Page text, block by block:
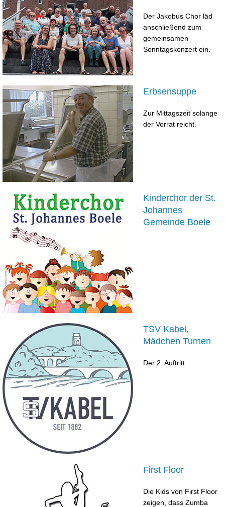
Der Jakobus Chor läd
anschließend zum
gemeinsamen
Sonntagskonzert ein.
Erbsensuppe
Zur Mittagszeit solange
der Vorrat reicht.
Kinderchor der St.
Johannes
Gemeinde Boele
TSV Kabel,
Mädchen Turnen
Der 2. Auftritt.
First Floor
Die Kids von First Floor
zeigen, dass Zumba